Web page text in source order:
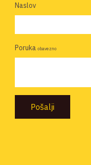
Naslov
Poruka obavezno
Pošalji